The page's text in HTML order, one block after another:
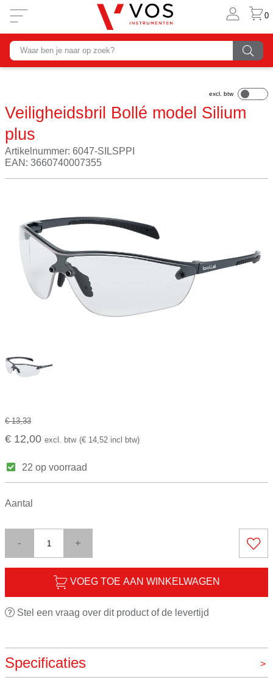
0
Veiligheidsbril Bollé model Silium
plus
Artikelnummer: 6047-SILSPPI
EAN: 3660740007355
€ 13,33
€ 12,00 excl. btw (€ 14,52 incl btw)
22 op voorraad
Aantal
- +
VOEG TOE AAN WINKELWAGEN
Stel een vraag over dit product of de levertijd
Specificaties